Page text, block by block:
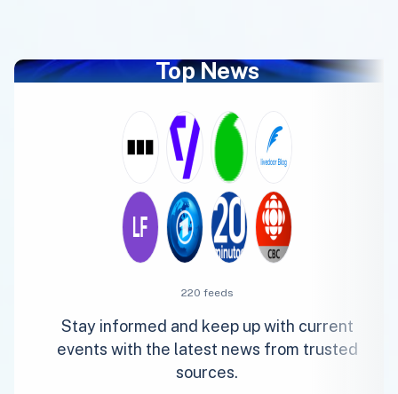
Top News
220 feeds
Stay informed and keep up with current
events with the latest news from trusted
sources.